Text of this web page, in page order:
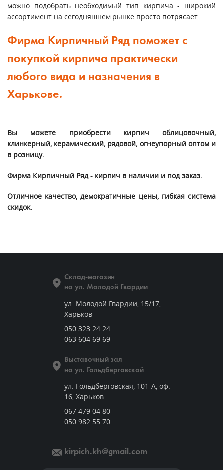
можно подобрать необходимый тип кирпича - широкий
ассортимент на сегодняшнем рынке просто потрясает.
Фирма Кирпичный Ряд поможет с
покупкой кирпича практически
любого вида и назначения в
Харькове.
Вы можете приобрести кирпич облицовочный,
клинкерный, керамический, рядовой, огнеупорный оптом и
в розницу.
Фирма Кирпичный Ряд - кирпич в наличии и под заказ.
Отличное качество, демократичные цены, гибкая система
скидок.
Склад-магазин
на ул. Молодой Гвардии
ул. Молодой Гвардии, 15/17,
Харьков
050 323 24 24
063 604 69 69
Выставочный зал
на ул. Гольдберговской
ул. Гольдберговская, 101-А, оф.
16, Харьков
067 479 04 80
050 982 55 70
kirpich.kh@gmail.com